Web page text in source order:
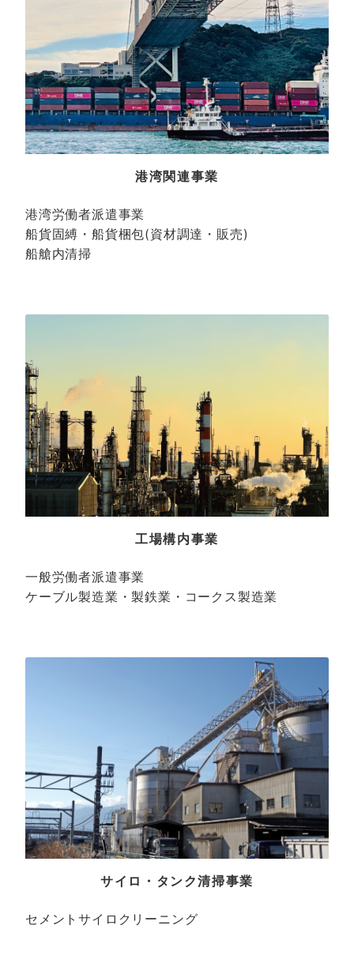
港湾関連事業
港湾労働者派遣事業
船貨固縛・船貨梱包(資材調達・販売)
船艙内清掃
工場構内事業
一般労働者派遣事業
ケーブル製造業・製鉄業・コークス製造業
サイロ・タンク清掃事業
セメントサイロクリーニング